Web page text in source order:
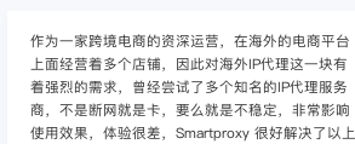
作为一家跨境电商的资深运营，在海外的电商平台
上面经营着多个店铺，因此对海外IP代理这一块有
着强烈的需求，曾经尝试了多个知名的IP代理服务
商，不是断网就是卡，要么就是不稳定，非常影响
使用效果，体验很差，Smartproxy 很好解决了以上